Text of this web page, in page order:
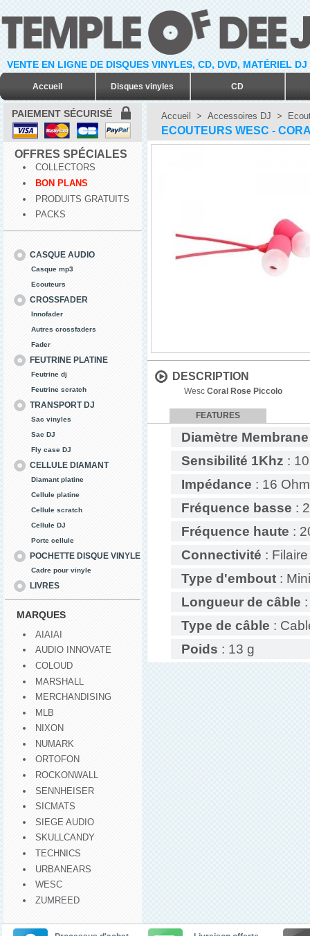
VENTE EN LIGNE DE DISQUES VINYLES, CD, DVD, MATÉRIEL
Accueil Disques vinyles CD
PAIEMENT SÉCURISÉ
OFFRES SPÉCIALES
COLLECTORS
BON PLANS
PRODUITS GRATUITS
PACKS
CASQUE AUDIO
Casque mp3
Ecouteurs
CROSSFADER
Innofader
Autres crossfaders
Fader
FEUTRINE PLATINE
Feutrine dj
Feutrine scratch
TRANSPORT DJ
Sac vinyles
Sac DJ
Fly case DJ
CELLULE DIAMANT
Diamant platine
Cellule platine
Cellule scratch
Cellule DJ
Porte cellule
POCHETTE DISQUE VINYLE
Cadre pour vinyle
LIVRES
MARQUES
AIAIAI
AUDIO INNOVATE
COLOUD
MARSHALL
MERCHANDISING
MLB
NIXON
NUMARK
ORTOFON
ROCKONWALL
SENNHEISER
SICMATS
SIEGE AUDIO
SKULLCANDY
TECHNICS
URBANEARS
WESC
ZUMREED
Accueil > Accessoires DJ >
ECOUTEURS WESC -
DESCRIPTION
WescCoral Rose Piccolo
FEATURES
Diamètre Membrane
Sensibilité 1Khz :
Impédance : 16
Fréquence basse :
Fréquence haute :
Connectivité : Filaire
Type d'embout :
Longueur de câble
Type de câble :
Poids : 13 g